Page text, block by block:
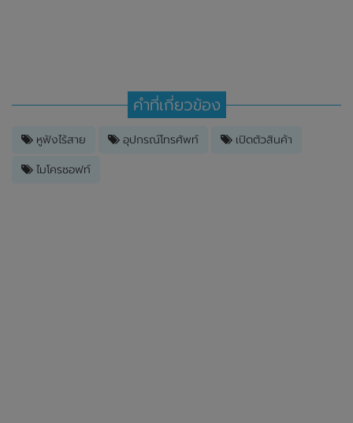
คำที่เกี่ยวข้อง
หูฟังไร้สาย อุปกรณ์โทรศัพท์ เปิดตัวสินค้า
ไมโครซอฟท์